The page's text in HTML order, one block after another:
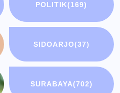
POLITIK(169)
SIDOARJO(37)
SURABAYA(702)